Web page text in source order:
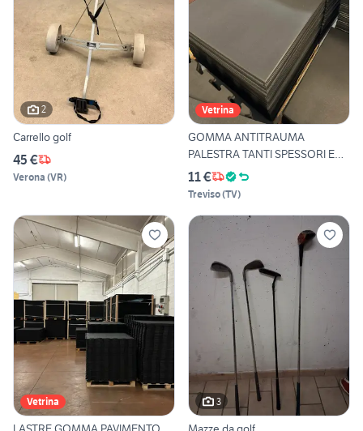
2
Carrello golf
45 €
Verona (VR)
Vetrina
GOMMA ANTITRAUMA
PALESTRA TANTI SPESSORI E
FORMATI
11 €
Treviso(TV)
Vetrina 3